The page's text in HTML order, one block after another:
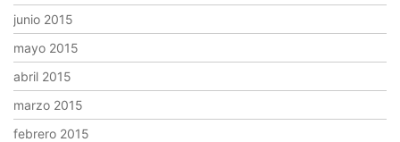
junio 2015
mayo 2015
abril 2015
marzo 2015
febrero 2015